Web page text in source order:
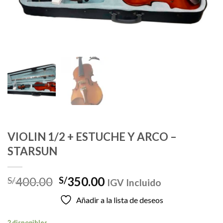
VIOLIN 1/2 + ESTUCHE Y ARCO –
STARSUN
S/400.00 El
precio
original
S/350.00El
actual
IGV Incluido
Añadir a la lista de deseos